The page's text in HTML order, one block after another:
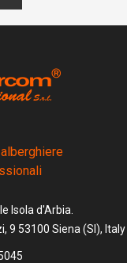
Isola d'Arbia.
9 53100 Siena (SI), Italy